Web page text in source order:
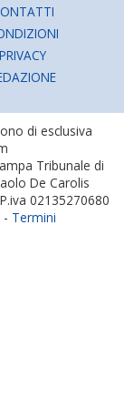
PRIVACY
di esclusiva
Tribunale di
De Carolis
02135270680
- Termini